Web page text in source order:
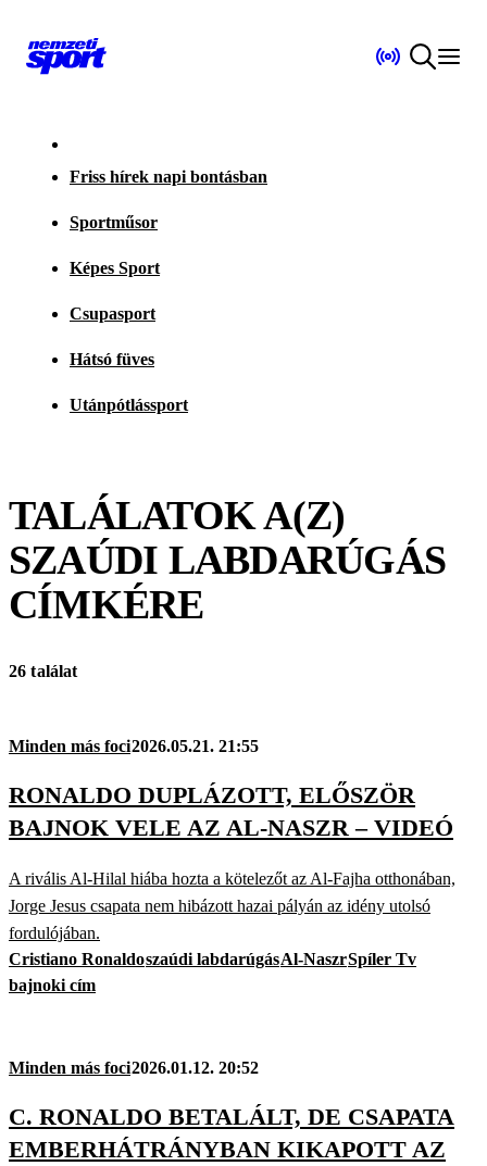
Friss hírek napi bontásban
Sportműsor
Képes Sport
Csupasport
Hátsó füves
Utánpótlássport
TALÁLATOK A(Z)
SZAÚDI LABDARÚGÁS
CÍMKÉRE
26 találat
Minden más foci2026.05.21. 21:55
RONALDO DUPLÁZOTT, ELŐSZÖR
BAJNOK VELE AZ AL-NASZR – VIDEÓ
A rivális Al-Hilal hiába hozta a kötelezőt az Al-Fajha otthonában,
Jorge Jesus csapata nem hibázott hazai pályán az idény utolsó
fordulójában.
Cristiano Ronaldoszaúdi labdarúgásAl-NaszrSpíler Tv
bajnoki cím
Minden más foci2026.01.12. 20:52
C. RONALDO BETALÁLT, DE CSAPATA
EMBERHÁTRÁNYBAN KIKAPOTT AZ